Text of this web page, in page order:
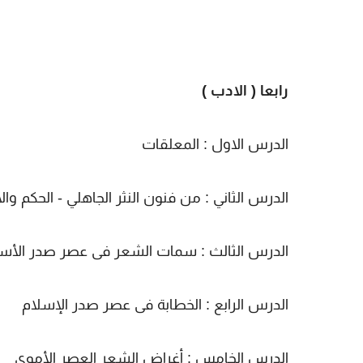
رابعا ( الادب )
الدرس الاول : المعلقات
الدرس الثاني : من فنون النثر الجاهلي - الحكم
الدرس الثالث : سمات الشعر فى عصر صدر
الدرس الرابع : الخطابة فى عصر صدر الإسلام
الدرس الخامس : أغراض الشعر العصر الأموى